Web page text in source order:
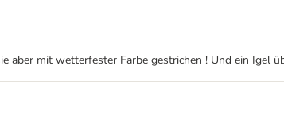
mit wetterfester Farbe gestrichen ! Und ein Igel